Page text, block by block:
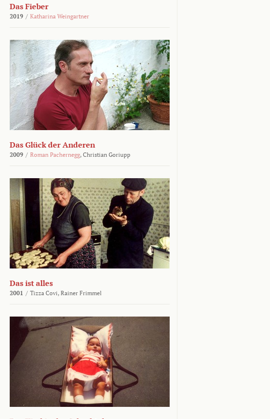
Das Fieber
2019 / Katharina Weingartner
Das Glück der Anderen
2009 / Roman Pachernegg, Christian Goriupp
Das ist alles
2001 / Tizza Covi, Rainer Frimmel